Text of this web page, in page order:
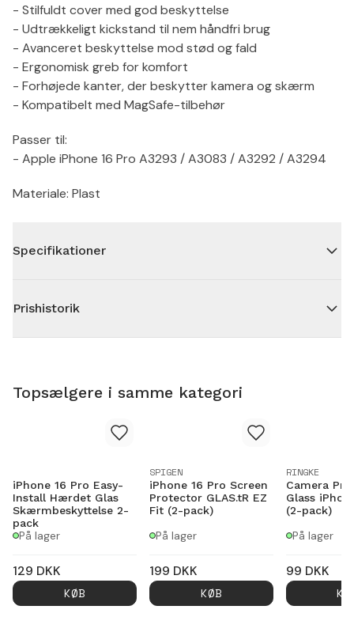
- Stilfuldt cover med god beskyttelse
- Udtrækkeligt kickstand til nem håndfri brug
- Avanceret beskyttelse mod stød og fald
- Ergonomisk greb for komfort
- Forhøjede kanter, der beskytter kamera og skærm
- Kompatibelt med MagSafe-tilbehør
Passer til:
- Apple iPhone 16 Pro A3293 / A3083 / A3292 / A3294
Materiale: Plast
Specifikationer
Prishistorik
Topsælgere i samme kategori
iPhone 16 Pro Easy-
Install Hærdet Glas
Skærmbeskyttelse 2-
pack
På lager
129 DKK
KØB
SPIGEN
iPhone 16 Pro Screen
Protector GLAS.tR EZ
Fit (2-pack)
På lager
199 DKK
KØB
RINGKE
Camera
Glass
(2-pack)
På lager
99 DKK